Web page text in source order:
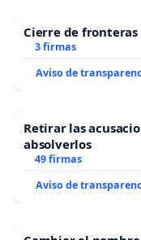
Cierre de fronteras
3 firmas
Aviso de
Retirar las
absolverlos
49 firmas
Aviso de